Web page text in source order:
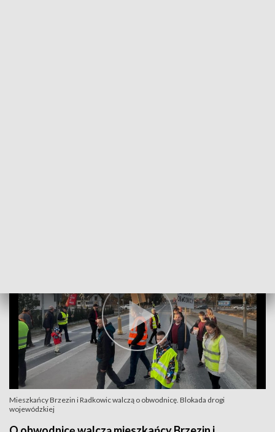
Mieszkańcy Brzezin i Radkowic walczą o obwodnicę. Blokada drogi
wojewódzkiej